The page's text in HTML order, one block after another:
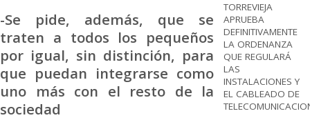
-Se pide, además, que se
traten a todos los pequeños
por igual, sin distinción, para
que puedan integrarse como
uno más con el resto de la
sociedad
TORREVIEJA
APRUEBA
DEFINITIVAMENTE
LA ORDENANZA
QUE REGULARÁ
LAS
INSTALACIONES Y
EL CABLEADO DE